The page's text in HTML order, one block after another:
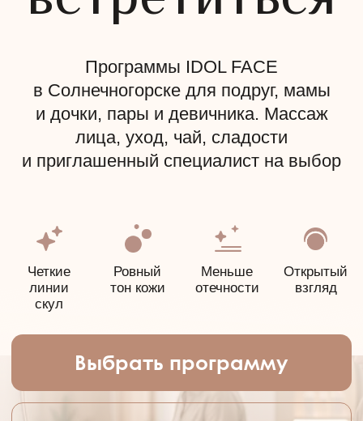
в Солнечногорске для подруг, мамы
и дочки, пары и девичника. Массаж
и приглашенный специалист на выбор
скул
Ровный
тон кожи
Меньше
отечности
Открытый
Подобрать время